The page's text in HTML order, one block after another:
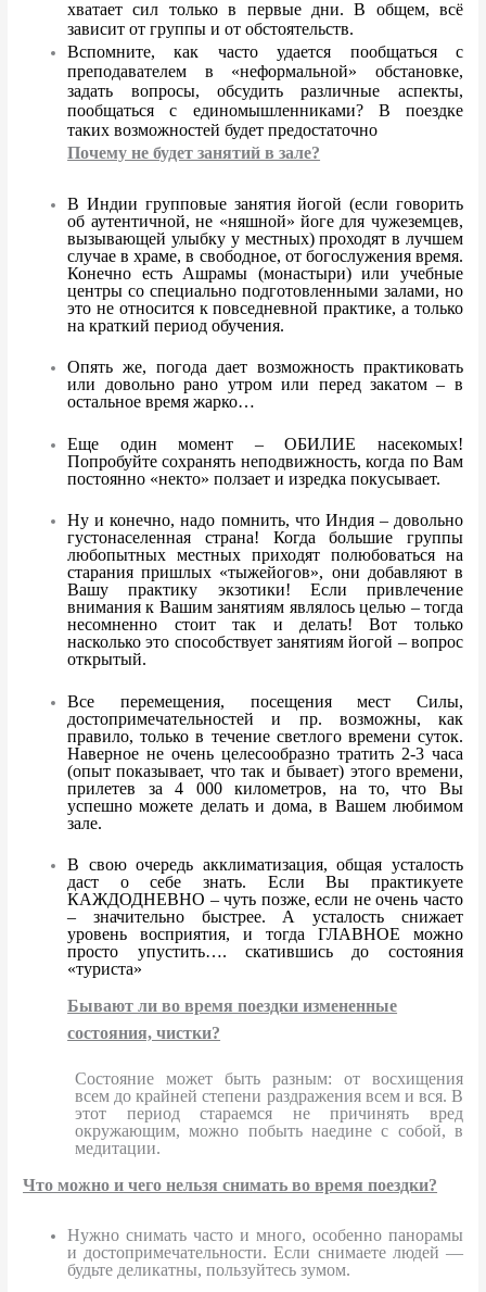
хватает сил только в первые дни. В общем, всё
зависит от группы и от обстоятельств.
Вспомните, как часто удается пообщаться с
преподавателем в «неформальной» обстановке,
задать вопросы, обсудить различные аспекты,
пообщаться с единомышленниками? В поездке
таких возможностей будет предостаточно
Почему не будет занятий в зале?
В Индии групповые занятия йогой (если говорить
об аутентичной, не «няшной» йоге для чужеземцев,
вызывающей улыбку у местных) проходят в лучшем
случае в храме, в свободное, от богослужения время.
Конечно есть Ашрамы (монастыри) или учебные
центры со специально подготовленными залами, но
это не относится к повседневной практике, а только
на краткий период обучения.
Опять же, погода дает возможность практиковать
или довольно рано утром или перед закатом – в
остальное время жарко…
Еще один момент – ОБИЛИЕ насекомых!
Попробуйте сохранять неподвижность, когда по Вам
постоянно «некто» ползает и изредка покусывает.
Ну и конечно, надо помнить, что Индия – довольно
густонаселенная страна! Когда большие группы
любопытных местных приходят полюбоваться на
старания пришлых «тыжейогов», они добавляют в
Вашу практику экзотики! Если привлечение
внимания к Вашим занятиям являлось целью – тогда
несомненно стоит так и делать! Вот только
насколько это способствует занятиям йогой – вопрос
открытый.
Все перемещения, посещения мест Силы,
достопримечательностей и пр. возможны, как
правило, только в течение светлого времени суток.
Наверное не очень целесообразно тратить 2-3 часа
(опыт показывает, что так и бывает) этого времени,
прилетев за 4 000 километров, на то, что Вы
успешно можете делать и дома, в Вашем любимом
зале.
В свою очередь акклиматизация, общая усталость
даст о себе знать. Если Вы практикуете
КАЖДОДНЕВНО – чуть позже, если не очень часто
– значительно быстрее. А усталость снижает
уровень восприятия, и тогда ГЛАВНОЕ можно
просто упустить…. скатившись до состояния
«туриста»
Бывают ли во время поездки измененные
состояния, чистки?
Состояние может быть разным: от восхищения
всем до крайней степени раздражения всем и вся. В
этот период стараемся не причинять вред
окружающим, можно побыть наедине с собой, в
медитации.
Что можно и чего нельзя снимать во время поездки?
Нужно снимать часто и много, особенно панорамы
и достопримечательности. Если снимаете людей —
будьте деликатны, пользуйтесь зумом.